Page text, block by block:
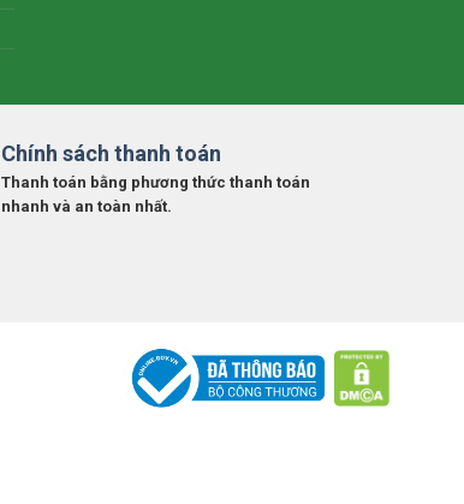
Chính sách thanh toán
Thanh toán bằng phương thức thanh toán
nhanh và an toàn nhất.